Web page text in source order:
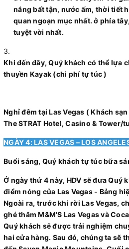
nắng bất tận, nước ấm, thời tiết
quan ngoạn mục nhất. ở phía
tuyệt vời nhất.
Khi đến đây, Quý khách có thể lựa
thuyền Kayak (chi phí tự túc )
Nghỉ đêm tại Las Vegas ( Khách
The STRAT Hotel, Casino & Tower/
NGÀY 4: LAS VEGAS – LOS
Buổi sáng, Quý khách tự túc bữa
Ở ngày thứ 4 này, HDV sẽ đưa Quý
điểm nóng của Las Vegas - Bảng
Ngoài ra, trước khi rời Las Vegas,
ghé thăm M&M'S Las Vegas và
Quý khách sẽ được trải nghiệm
hai cửa hàng. Sau đó, chúng ta sẽ